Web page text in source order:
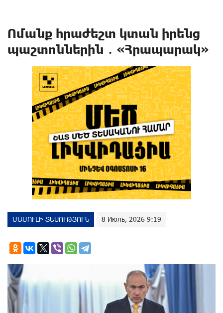
Ոմանք հրաժեշտ կտան իրենց
պաշտոններին ․ «Հրապարակ»
ՄԱՄՈՒԼԻ ՏԵՍՈՒԹՅՈՒՆ 8 Июль, 2026 9:19